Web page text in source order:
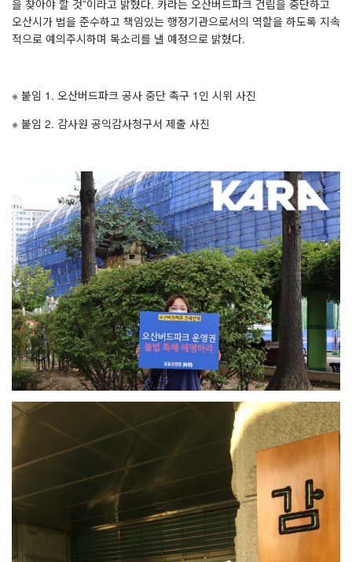
을 찾아야 할 것”이라고 밝혔다. 카라는 오산버드파크 건립을 중단하고
오산시가 법을 준수하고 책임있는 행정기관으로서의 역할을 하도록 지속
적으로 예의주시하며 목소리를 낼 예정으로 밝혔다.
※ 붙임 1. 오산버드파크 공사 중단 촉구 1 인 시위 사진
※ 붙임 2. 감사원 공익감사청구서 제출 사진